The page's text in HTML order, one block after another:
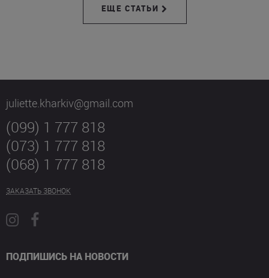
ЕЩЕ СТАТЬИ
juliette.kharkiv@gmail.com
(099) 1 777 818
(073) 1 777 818
(068) 1 777 818
ЗАКАЗАТЬ ЗВОНОК
ПОДПИШИСЬ НА НОВОСТИ